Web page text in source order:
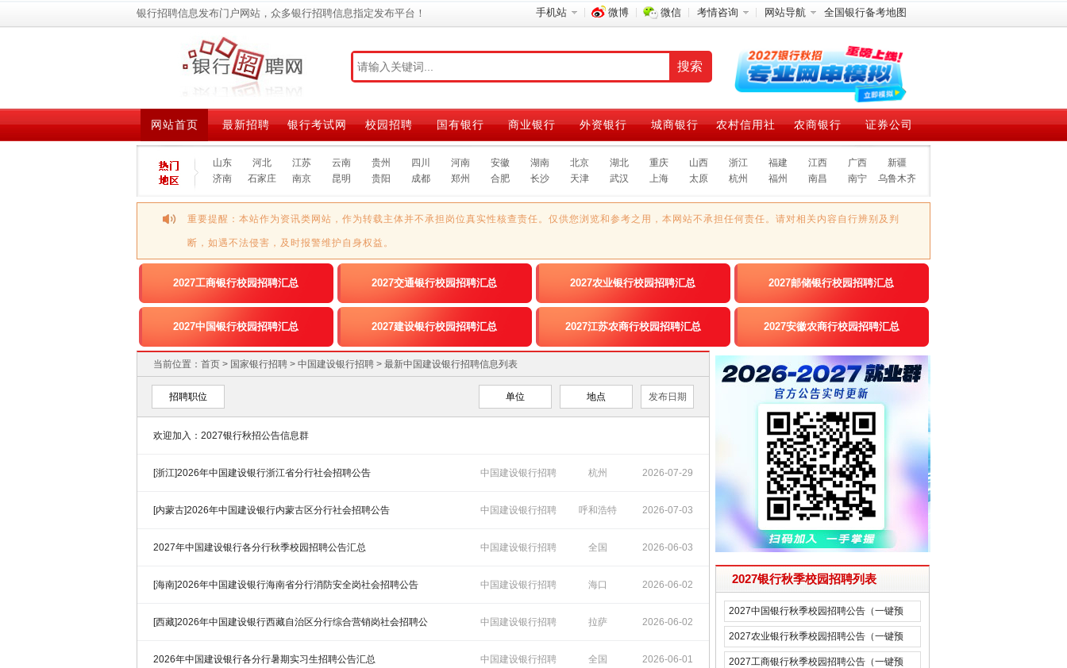
手机站 微博 微信 考情咨询 网站导航 全国银行备考地图
银行招聘信息发布门户网站，众多银行招聘信息指定发布平台！
网站首页 最新招聘 银行考试网 校园招聘 国有银行 商业银行 外资银行 城商银行 农村信用社 农商银行 证券公司
山东 河北 江苏 云南 贵州 四川 河南 安徽 湖南 北京 湖北 重庆 山西 浙江 福建 江西 广西
新疆
济南
石家庄 南京 昆明 贵阳 成都 郑州 合肥 长沙 天津 武汉 上海 太原 杭州 福州 南昌 南宁 乌鲁木齐
重要提醒：本站作为资讯类网站，作为转载主体并不承担岗位真实性核查责任。仅供您浏览和参考之用，本网站不承担任何责任。请对相关内容自行辨别及判
断，如遇不法侵害，及时报警维护自身权益。
2027工商银行校园招聘汇总 2027交通银行校园招聘汇总 2027农业银行校园招聘汇总 2027邮储银行校园招聘汇总
2027中国银行校园招聘汇总 2027建设银行校园招聘汇总 2027江苏农商行校园招聘汇总 2027安徽农商行校园招聘汇总
当前位置： 首页 > 国家银行招聘 > 中国建设银行招聘 > 最新中国建设银行招聘信息列表
招聘职位 单位 地点 发布日期
欢迎加入：2027银行秋招公告信息群
[浙江]2026年中国建设银行浙江省分行社会招聘公告 中国建设银行招聘 杭州 2026-07-29
17:18:41
[内蒙古]2026年中国建设银行内蒙古区分行社会招聘公告 中国建设银行招聘 呼和浩特 2026-07-03
11:50:31
2027年中国建设银行各分行秋季校园招聘公告汇总 中国建设银行招聘 全国 2026-06-03
11:49:51
[海南]2026年中国建设银行海南省分行消防安全岗社会招聘公告 中国建设银行招聘 海口 2026-06-02
09:28:37
[西藏]2026年中国建设银行西藏自治区分行综合营销岗社会招聘公
告
中国建设银行招聘 拉萨 2026-06-02
09:24:24
2026年中国建设银行各分行暑期实习生招聘公告汇总 中国建设银行招聘 全国 2026-06-01
2027银行秋季校园招聘列表
2027中国银行秋季校园招聘公告（一键预
约）
2027农业银行秋季校园招聘公告（一键预
约）
2027工商银行秋季校园招聘公告（一键预